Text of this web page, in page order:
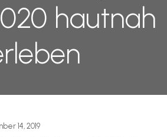
hautnah
14, 2019